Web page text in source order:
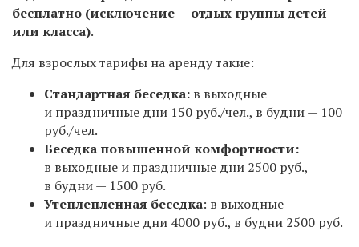
бесплатно (исключение — отдых группы детей
или класса).
Для взрослых тарифы на арендутакие:
Стандартная беседка: в выходные
и праздничные дни 150 руб./чел., в будни — 100
руб./чел.
Беседка повышенной комфортности:
в выходные и праздничные дни 2500 руб.,
в будни — 1500 руб.
Утеплепленная беседка: в выходные
и праздничные дни 4000 руб., в будни 2500 руб.